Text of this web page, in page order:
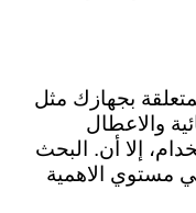
بجهازك مثل
والاعطال
إلا أن. البحث
مستوي الاهمية